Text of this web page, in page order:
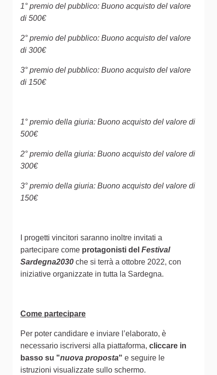
1° premio del pubblico: Buono acquisto del valore
di 500€
2° premio del pubblico: Buono acquisto del valore
di 300€
3° premio del pubblico: Buono acquisto del valore
di 150€
1° premio della giuria: Buono acquisto del valore di
500€
2° premio della giuria: Buono acquisto del valore di
300€
3° premio della giuria: Buono acquisto del valore di
150€
I progetti vincitori saranno inoltre invitati a
partecipare come protagonisti del Festival
Sardegna2030 che si terrà a ottobre 2022, con
iniziative organizzate in tutta la Sardegna.
Come partecipare
Per poter candidare e inviare l’elaborato, è
necessario iscriversi alla piattaforma, cliccare in
basso su "nuova proposta" e seguire le
istruzioni visualizzate sullo schermo.